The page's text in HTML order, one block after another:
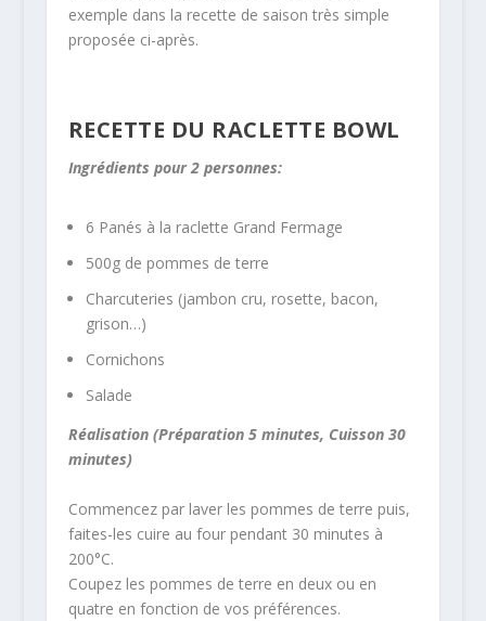
exemple dans la recette de saison très simple
proposée ci-après.
RECETTE DU RACLETTE BOWL
Ingrédients pour 2 personnes:
6 Panés à la raclette Grand Fermage
500g de pommes de terre
Charcuteries (jambon cru, rosette, bacon,
grison…)
Cornichons
Salade
Réalisation (Préparation 5 minutes, Cuisson 30
minutes)
Commencez par laver les pommes de terre puis,
faites-les cuire au four pendant 30 minutes à
200°C.
Coupez les pommes de terre en deux ou en
quatre en fonction de vos préférences.